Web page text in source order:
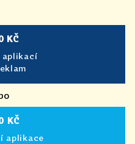
KČ
aplikací
KČ
aplikace